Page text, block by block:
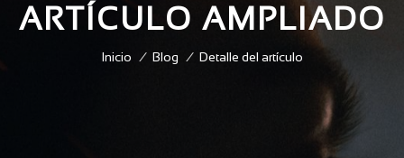
ARTÍCULO AMPLIADO
Inicio / Blog / Detalle del artículo